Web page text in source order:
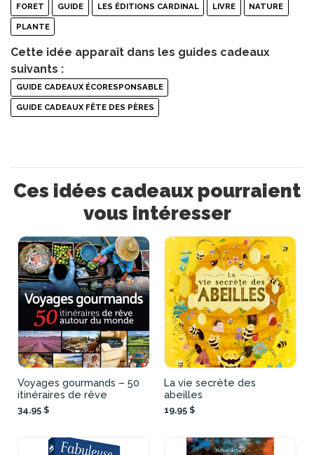
FORET GUIDE LES ÉDITIONS CARDINAL LIVRE NATURE
PLANTE
Cette idée apparaît dans les guides cadeaux
suivants :
GUIDE CADEAUX ÉCORESPONSABLE
GUIDE CADEAUX FÊTE DES PÈRES
Ces idées cadeaux pourraient
vous intéresser
Voyages gourmands – 50
itinéraires de rêve
34,95 $
La vie secrète des
abeilles
19,95 $